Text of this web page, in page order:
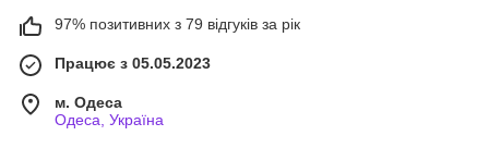
97% позитивних з 79 відгуків за рік
Працює з 05.05.2023
м. Одеса
Одеса, Україна